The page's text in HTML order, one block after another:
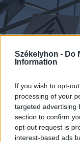
Székelyhon - Do
Information
If you wish to opt-
processing of your
targeted advertising
section to confirm
opt-out request is
interest-based ads
2026. augusztus
fogadott el